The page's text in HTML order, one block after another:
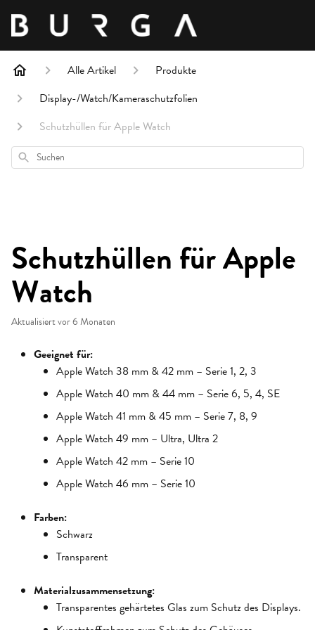
Alle Artikel
Produkte
Display-/Watch/Kameraschutzfolien
Schutzhüllen für Apple Watch
Suchen
Schutzhüllen für Apple
Watch
Aktualisiertvor 6 Monaten
Geeignet für:
Apple Watch 38 mm & 42 mm – Serie 1, 2, 3
Apple Watch 40 mm & 44 mm – Serie 6, 5, 4, SE
Apple Watch 41 mm & 45 mm – Serie 7, 8, 9
Apple Watch 49 mm – Ultra, Ultra 2
Apple Watch 42 mm – Serie 10
Apple Watch 46 mm – Serie 10
Farben:
Schwarz
Transparent
Materialzusammensetzung:
Transparentes gehärtetes Glas zum Schutz des Displays.